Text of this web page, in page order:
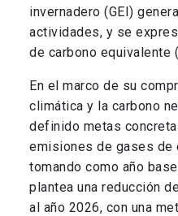
invernadero (GEI)
actividades, y se
de carbono equivalente
En el marco de su
climática y la carbono
definido metas
emisiones de gases de
tomando como año
plantea una reducción
al año 2026, con una